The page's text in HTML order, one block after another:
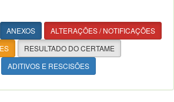
ANEXOS
ALTERAÇÕES / NOTIFICAÇÕES
RESULTADO DO CERTAME
ADITIVOS E RESCISÕES